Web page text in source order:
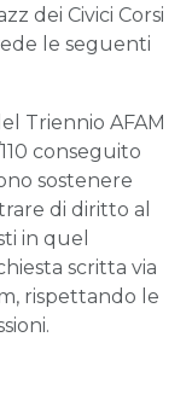
dei Civici Corsi
le seguenti
Triennio AFAM
conseguito
sostenere
di diritto al
in quel
scritta via
rispettando le